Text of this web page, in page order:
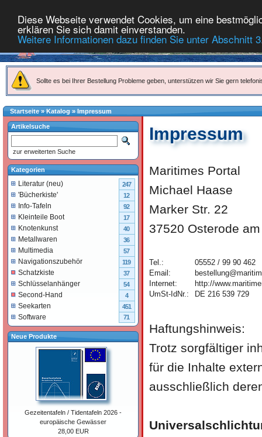
Diese Webseite verwendet Cookies, um eine
erklären Sie sich damit einverstanden.
Weitere Informationen dazu finden Sie unter Abschnitt
Sollte es bei Ihrer Bestellung Probleme geben, unterstützen wir Sie gern
Startseite»Katalog » Impressum
Impressum
Maritimes Portal
Michael Haase
Marker Str. 22
37520 Osterode
Tel.:
05552 / 99 90 462
Email:
Internet:
http://
UmSt-IdNr.:
DE 216 539 729
Haftungshinweis:
Trotz sorgfältiger
für die Inhalte
ausschließlich
Artikelsuche
zur erweiterten Suche
Kategorien
Literatur (neu) 247
'Bücherkiste' 12
Info-Tafeln 92
Kleinteile Boot 17
Knotenkunst 40
Metallwaren 36
Multimedia 57
Navigationszubehör 119
Schatzkiste 37
Schlüsselanhänger 54
Second-Hand 4
Seekarten 451
Software 71
Neue Produkte
Gezeitentafeln / Tidentafeln 2026 -
europäische Gewässer
28,00 EUR